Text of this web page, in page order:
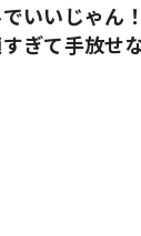
いいじゃん
ぎて手放せ